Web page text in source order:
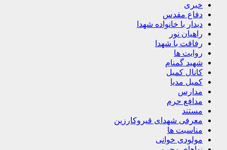
خبری
دفاع مقدس
دیدار با خانواده شهدا
راهیان نور
رفاقت با شهدا
روایت ها
شهید گمنام
کانال کمیل
کمیل مدیا
مدارس
مدافع حرم
مستند
معرفی شهدای قیروکارزین
مناسبت ها
مولودی خوانی